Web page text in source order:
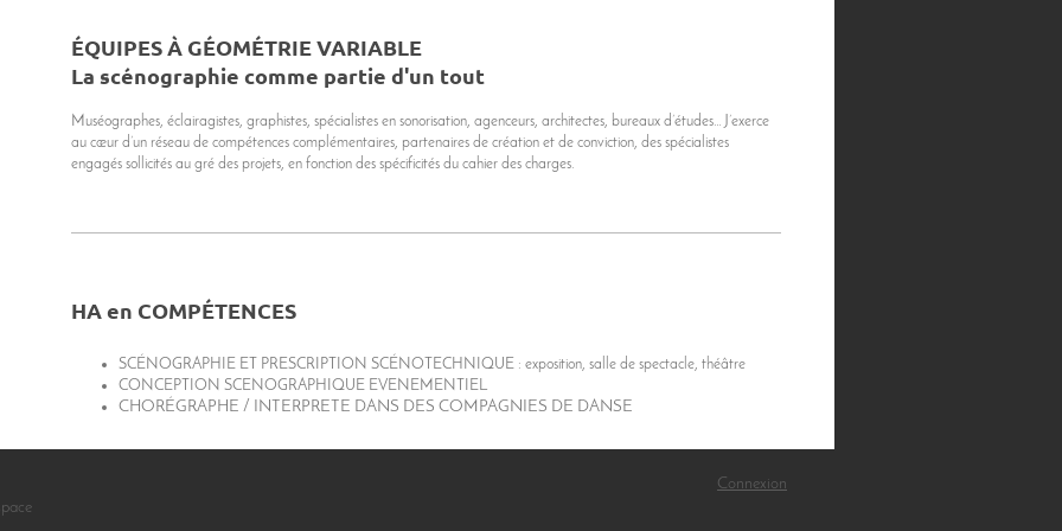
ÉQUIPES À GÉOMÉTRIE VARIABLE
La scénographie comme partie d'un tout
Muséographes, éclairagistes, graphistes, spécialistes en sonorisation, agenceurs, architectes, bureaux d’études… J’exerce
au cœur d’un réseau de compétences complémentaires, partenaires de création et de conviction, des spécialistes
engagés sollicités au gré des projets, en fonction des spécificités du cahier des charges.
HA en COMPÉTENCES
SCÉNOGRAPHIE ET PRESCRIPTION SCÉNOTECHNIQUE : exposition, salle de spectacle, théâtre
CONCEPTION SCENOGRAPHIQUE EVENEMENTIEL
CHORÉGRAPHE / INTERPRETE DANS DES COMPAGNIES DE DANSE
Connexion